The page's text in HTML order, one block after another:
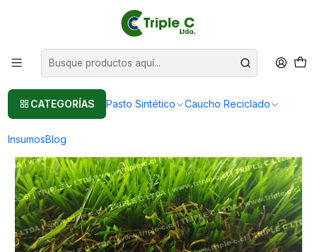
CATEGORÍAS Pasto Sintético Caucho Reciclado
InsumosBlog
Pasto sintético Para Jardín
35mm Premium - Pasto Sintético de Alto Tráfico En Exteriores